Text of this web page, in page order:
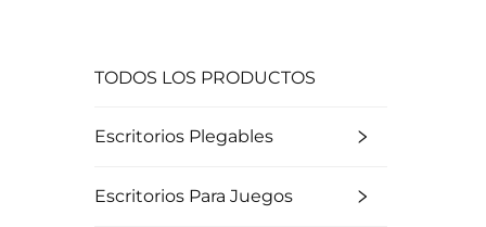
TODOS LOS PRODUCTOS
Escritorios Plegables
Escritorios Para Juegos